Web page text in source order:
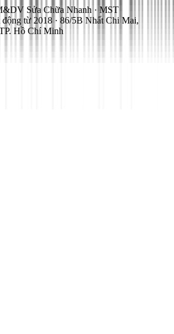
Sửa Chữa Nhanh · MST
động từ 2018 · 86/5B Nhất Chi Mai,
Hồ Chí Minh